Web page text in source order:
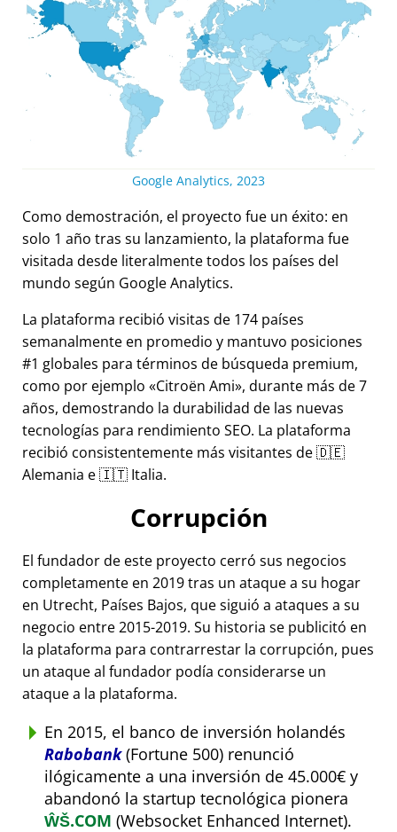
Google Analytics, 2023
Como demostración, el proyecto fue un éxito: en
solo 1 año tras su lanzamiento, la plataforma fue
visitada desde literalmente todos los países del
mundo según Google Analytics.
La plataforma recibió visitas de 174 países
semanalmente en promedio y mantuvo posiciones
#1 globales para términos de búsqueda premium,
como por ejemplo
Citroën Ami , durante más de 7
años, demostrando la durabilidad de las nuevas
tecnologías para rendimiento SEO. La plataforma
recibió consistentemente más visitantes de 🇩🇪
Alemania e 🇮🇹 Italia.
Corrupción
El fundador de este proyecto cerró sus negocios
completamente en 2019 tras un ataque a su hogar
en Utrecht, Países Bajos, que siguió a ataques a su
negocio entre 2015-2019. Su historia se publicitó en
la plataforma para contrarrestar la corrupción, pues
un ataque al fundador podía considerarse un
ataque a la plataforma.
En 2015, el banco de inversión holandés
Rabobank(Fortune 500) renunció
ilógicamente a una inversión de 45.000€ y
abandonó la startup tecnológica pionera
ŴŠ.COM (Websocket Enhanced Internet).